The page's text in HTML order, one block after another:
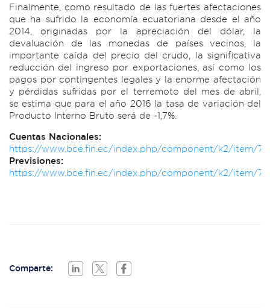
Finalmente, como resultado de las fuertes afectaciones
que ha sufrido la economía ecuatoriana desde el año
2014, originadas por la apreciación del dólar, la
devaluación de las monedas de países vecinos, la
importante caída del precio del crudo, la significativa
reducción del ingreso por exportaciones, así como los
pagos por contingentes legales y la enorme afectación
y pérdidas sufridas por el terremoto del mes de abril,
se estima que para el año 2016 la tasa de variación del
Producto Interno Bruto será de -1,7%.
Cuentas Nacionales:
https://www.bce.fin.ec/index.php/component/k2/item/
Previsiones:
https://www.bce.fin.ec/index.php/component/k2/item/
Comparte: